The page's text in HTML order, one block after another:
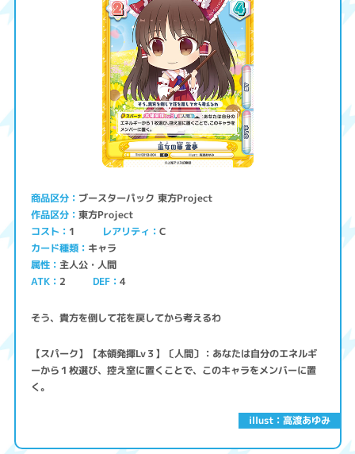
illust：高渡あゆみ
商品区分 ブースターパック 東方Project
作品区分 東方Project
コスト 1 レアリティ C
カード種類 キャラ
属性 主人公・人間
ATK 2 DEF 4
そう、貴方を倒して花を戻してから考えるわ
【スパーク】【本領発揮Lv３】〔人間〕：あなたは自分のエネルギ
ーから１枚選び、控え室に置くことで、このキャラをメンバーに置
く。